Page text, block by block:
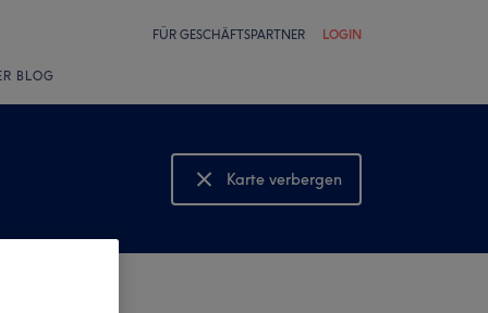
FÜR GESCHÄFTSPARTNER LOGIN
BLOG
Karte verbergen
Karte anzeigen